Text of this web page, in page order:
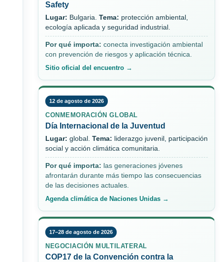
Safety
Lugar: Bulgaria. Tema: protección ambiental,
ecología aplicada y seguridad industrial.
Por qué importa: conecta investigación ambiental
con prevención de riesgos y aplicación técnica.
Sitio oficial del encuentro →
12 de agosto de 2026
CONMEMORACIÓN GLOBAL
Día Internacional de la Juventud
Lugar: global. Tema: liderazgo juvenil, participación
social y acción climática comunitaria.
Por qué importa: las generaciones jóvenes
afrontarán durante más tiempo las consecuencias
de las decisiones actuales.
Agenda climática de Naciones Unidas →
17–28 de agosto de 2026
NEGOCIACIÓN MULTILATERAL
COP17 de la Convención contra la